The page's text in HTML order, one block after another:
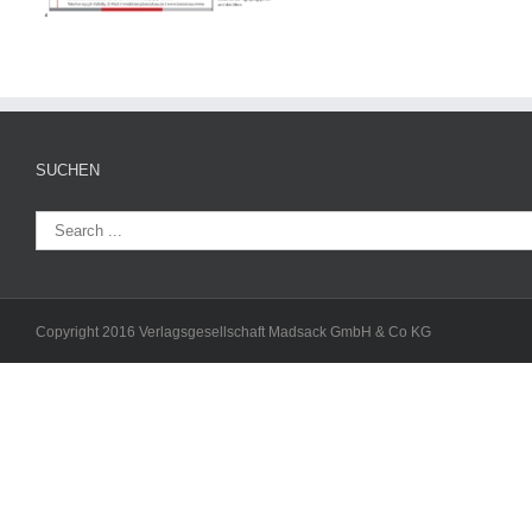
SUCHEN
Copyright 2016 Verlagsgesellschaft Madsack GmbH & Co KG